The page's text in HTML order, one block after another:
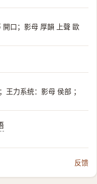
口；影母 厚韻 上聲 歐
王力系统：影母 侯部 ；
反馈